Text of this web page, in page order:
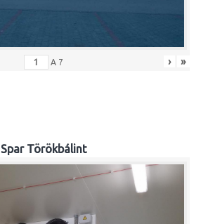
A 7 › »
Spar Törökbálint